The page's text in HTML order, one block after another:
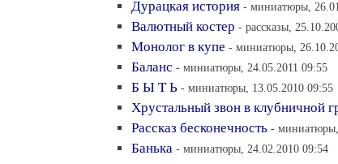
Дурацкая история - миниатюры,
Валютный костер - рассказы,
Монолог в купе - миниатюры,
Баланс - миниатюры, 24.05.2011 09:55
Б Ы Т Ь - миниатюры, 13.05.2010 09:55
Хрустальный звон в клубничной
Рассказ бесконечность -
Банька - миниатюры, 24.02.2010 09:54